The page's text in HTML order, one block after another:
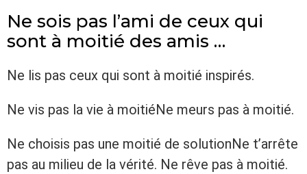
Ne sois pas l’ami de ceux qui
sont à moitié des amis …
Ne lis pas ceux qui sont à moitié inspirés.
Ne vis pas la vie à moitiéNe meurs pas à moitié.
Ne choisis pas une moitié de solutionNe t’arrête
pas au milieu de la vérité. Ne rêve pas à moitié.